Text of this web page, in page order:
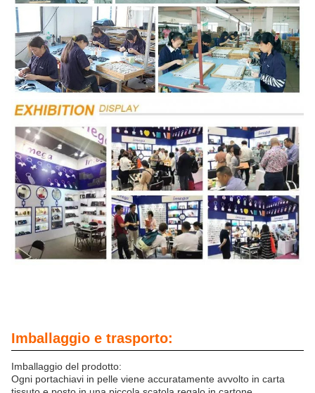
Imballaggio e trasporto:
Imballaggio del prodotto:
Ogni portachiavi in pelle viene accuratamente avvolto in carta